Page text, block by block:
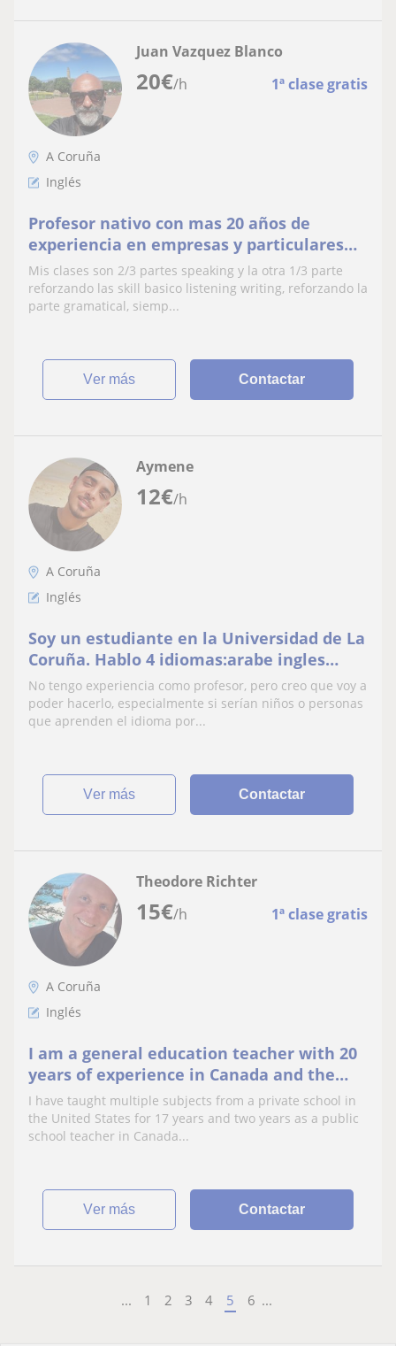
20€/h 1ª clase gratis
Juan Vazquez Blanco
A Coruña
Inglés
Profesor nativo con mas 20 años de
experiencia en empresas y particulares
apasionado con la enseñanza
Mis clases son 2/3 partes speaking y la otra 1/3 parte
reforzando las skill basico listening writing, reforzando la
parte gramatical, siemp...
ver más Contactar
12€/h
Aymene
A Coruña
Inglés
Soy un estudiante en la Universidad de La
Coruña. Hablo 4 idiomas:arabe ingles
frances y español .
No tengo experiencia como profesor, pero creo que voy a
poder hacerlo, especialmente si serían niños o personas
que aprenden el idioma por...
ver más Contactar
15€/h 1ª clase gratis
Theodore Richter
A Coruña
Inglés
I am a general education teacher with 20
years of experience in Canada and the
United States. Currently living in Santa
Cruz and wanting to find a part or full
time teaching position in the area
I have taught multiple subjects from a private school in
the United States for 17 years and two years as a public
school teacher in Canada...
ver más Contactar
... 1 2 3 4 5 6 ...